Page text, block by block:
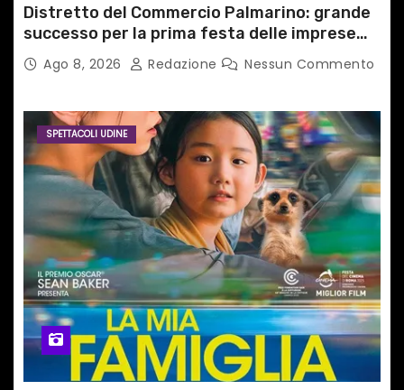
Distretto del Commercio Palmarino: grande
successo per la prima festa delle imprese
del territorio
Ago 8, 2026 Redazione Nessun Commento
SPETTACOLI UDINE